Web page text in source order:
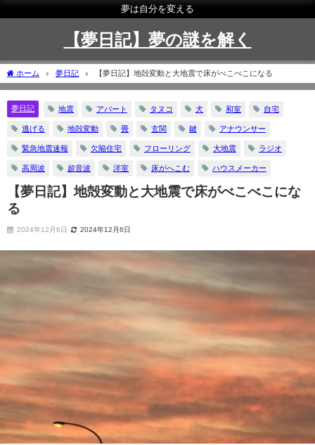
夢は自分を変える
【夢日記】夢の謎を解く
ホーム 夢日記 【夢日記】地殻変動と大地震で床がべこべこになる
夢日記 地震 アパート タヌコ 犬 和室 自宅
逃げる 地殻変動 畳 玄関 鍵 アナウンサー
緊急地震速報 欠陥住宅 フローリング 大地震 ラジオ
高周波 超音波 洋室 床がへこむ ハウスメーカー
【夢日記】地殻変動と大地震で床がべこべこにな
る
2024年12月6日 2024年12月6日